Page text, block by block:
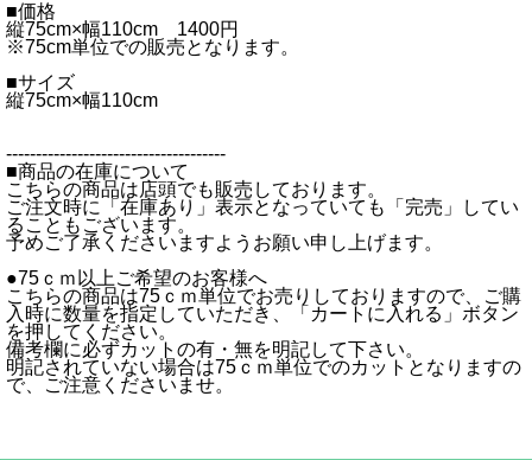
■価格
縦75cm×幅110cm 1400円
※75cm単位での販売となります。
■サイズ
縦75cm×幅110cm
-------------------------------------
■商品の在庫について
こちらの商品は店頭でも販売しております。
ご注文時に「在庫あり」表示となっていても「完売」してい
ることもございます。
予めご了承くださいますようお願い申し上げます。
●75ｃｍ以上ご希望のお客様へ
こちらの商品は75ｃｍ単位でお売りしておりますので、ご購
入時に数量を指定していただき、「カートに入れる」ボタン
を押してください。
備考欄に必ずカットの有・無を明記して下さい。
明記されていない場合は75ｃｍ単位でのカットとなりますの
で、ご注意くださいませ。